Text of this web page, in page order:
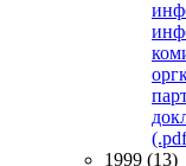
1999 (13)